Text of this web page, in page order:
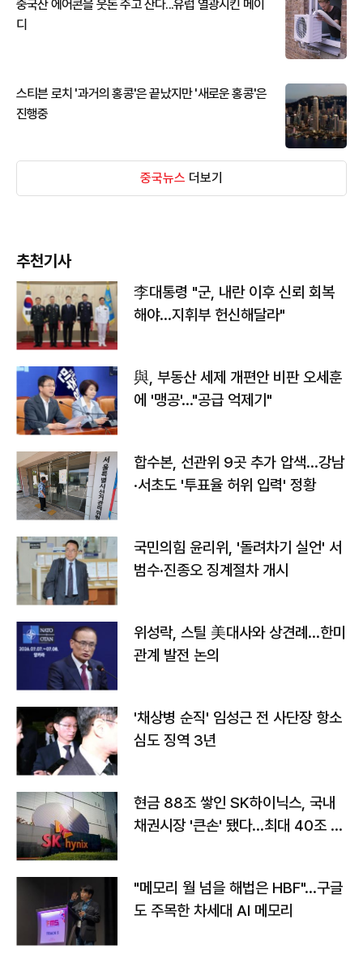
중국산 에어콘을 웃돈 주고 산다...유럽 열광시킨 메이
디
스티븐 로치 '과거의 홍콩'은 끝났지만 '새로운 홍콩'은
진행중
중국뉴스 더보기
추천기사
李대통령 "군, 내란 이후 신뢰 회복
해야…지휘부 헌신해달라"
與, 부동산 세제 개편안 비판 오세훈
에 '맹공'…"공급 억제기"
합수본, 선관위 9곳 추가 압색…강남
·서초도 '투표율 허위 입력' 정황
국민의힘 윤리위, '돌려차기 실언' 서
범수·진종오 징계절차 개시
위성락, 스틸 美대사와 상견례…한미
관계 발전 논의
'채상병 순직' 임성근 전 사단장 항소
심도 징역 3년
현금 88조 쌓인 SK하이닉스, 국내
채권시장 '큰손' 됐다…최대 40조 투
"메모리 월 넘을 해법은 HBF"…구글
도 주목한 차세대 AI 메모리